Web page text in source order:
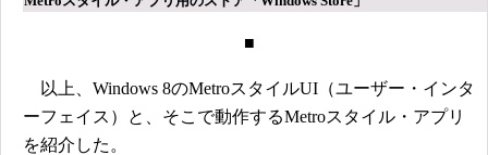
■
以上、Windows 8のMetroスタイルUI（ユーザー・インタ
ーフェイス）と、そこで動作するMetroスタイル・アプリ
を紹介した。